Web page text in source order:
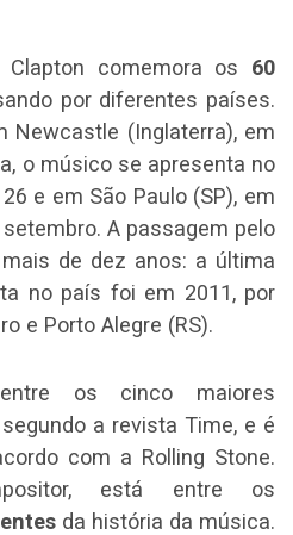
comemora os 60
por diferentes países.
Newcastle (Inglaterra), em
o músico se apresenta no
e em São Paulo (SP), em
A passagem pelo
de dez anos: a última
no país foi em 2011, por
e Porto Alegre (RS).
os cinco maiores
a revista Time, e é
com a Rolling Stone.
está entre os
da história da música.